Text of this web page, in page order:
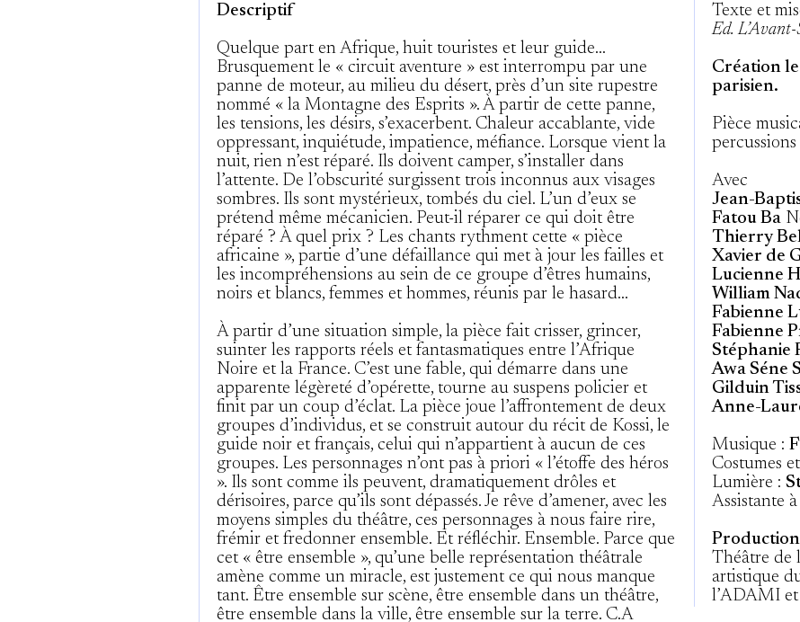
Descriptif
Quelque part en Afrique, huit touristes et leur guide…
Brusquement le « circuit aventure » est interrompu par une
panne de moteur, au milieu du désert, près d’un site rupestre
nommé « la Montagne des Esprits ». À partir de cette panne,
les tensions, les désirs, s’exacerbent. Chaleur accablante, vide
oppressant, inquiétude, impatience, méfiance. Lorsque vient la
nuit, rien n’est réparé. Ils doivent camper, s’installer dans
l’attente. De l’obscurité surgissent trois inconnus aux visages
sombres. Ils sont mystérieux, tombés du ciel. L’un d’eux se
prétend même mécanicien. Peut-il réparer ce qui doit être
réparé ? À quel prix ? Les chants rythment cette « pièce
africaine », partie d’une défaillance qui met à jour les failles et
les incompréhensions au sein de ce groupe d’êtres humains,
noirs et blancs, femmes et hommes, réunis par le hasard…
À partir d’une situation simple, la pièce fait crisser, grincer,
suinter les rapports réels et fantasmatiques entre l’Afrique
Noire et la France. C’est une fable, qui démarre dans une
apparente légèreté d’opérette, tourne au suspens policier et
finit par un coup d’éclat. La pièce joue l’affrontement de deux
groupes d’individus, et se construit autour du récit de Kossi, le
guide noir et français, celui qui n’appartient à aucun de ces
groupes. Les personnages n’ont pas à priori « l’étoffe des héros
». Ils sont comme ils peuvent, dramatiquement drôles et
dérisoires, parce qu’ils sont dépassés. Je rêve d’amener, avec les
moyens simples du théâtre, ces personnages à nous faire rire,
frémir et fredonner ensemble. Et réfléchir. Ensemble. Parce que
cet « être ensemble », qu’une belle représentation théâtrale
amène comme un miracle, est justement ce qui nous manque
tant. Être ensemble sur scène, être ensemble dans un théâtre,
être ensemble dans la ville, être ensemble sur la terre. C.A
Texte et
Ed.
Création
parisien.
Pièce
percussions
Avec
Jean-
Fatou Ba
Thierry
Xavier de
Lucienne
William
Fabienne
Fabienne
Stéphanie
Awa Séne
Gilduin
Anne-
Musique :
Costumes
Lumière :
Assistante
Production
Théâtre de
artistique
l’ADAMI